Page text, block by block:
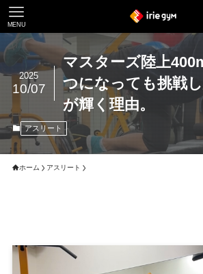
MENU
マスターズ陸上
つになっても挑戦
が輝く理由。
2025
10/07
アスリート
ホーム アスリート